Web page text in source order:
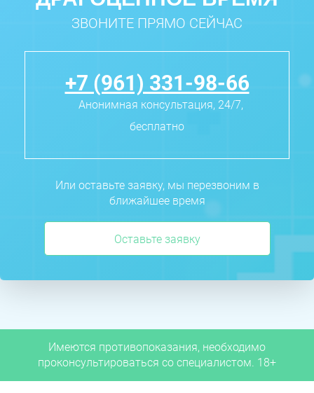
ЗВОНИТЕ ПРЯМО СЕЙЧАС
+7 (961) 331-98-66
Анонимная консультация, 24/7,
бесплатно
Или оставьте заявку, мы перезвоним в
ближайшее время
Оставьте заявку
Имеются противопоказания, необходимо
проконсультироваться со специалистом. 18+